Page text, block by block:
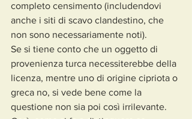
completo censimento (includendovi
anche i siti di scavo clandestino, che
non sono necessariamente noti).
Se si tiene conto che un oggetto di
provenienza turca necessiterebbe della
licenza, mentre uno di origine cipriota o
greca no, si vede bene come la
questione non sia poi così irrilevante.